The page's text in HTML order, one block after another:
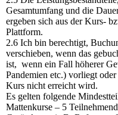
Gesamtumfang und die
ergeben sich aus der Kurs-
Plattform.
2.6 Ich bin berechtigt,
verschieben, wenn das
ist, wenn ein Fall höherer
Pandemien etc.) vorliegt
Kurs nicht erreicht wird.
Es gelten folgende
Mattenkurse – 5